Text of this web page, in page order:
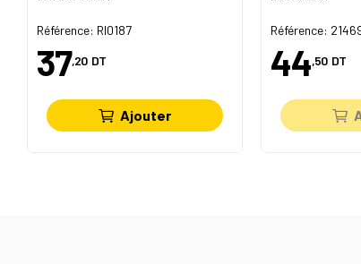
Référence: RI0187
37,20 DT
Ajouter
Référence:
44,50 DT